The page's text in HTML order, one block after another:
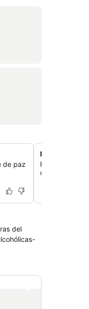
de paz
Balcones o
Relájate en
ofrecen tu
del